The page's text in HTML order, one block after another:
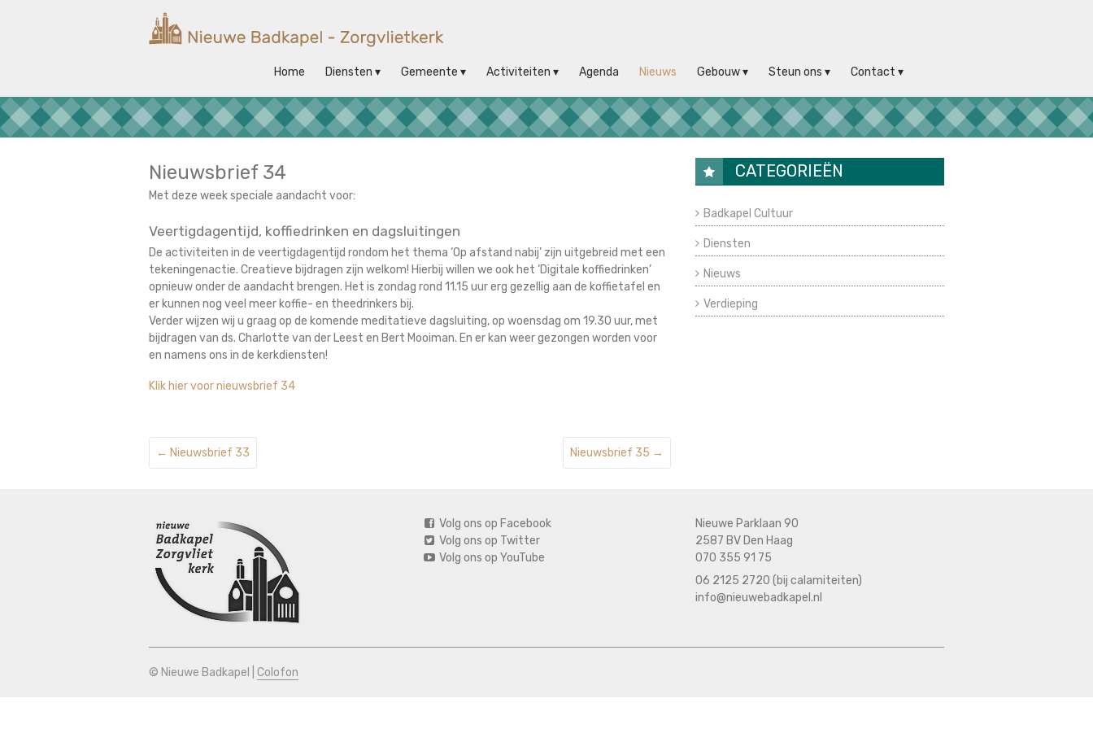
Nieuwe
op
Scheveningen
Home Diensten Gemeente Activiteiten Agenda Nieuws Gebouw Steun ons Contact
Nieuwsbrief 34
Met deze week speciale aandacht voor:
Veertigdagentijd, koffiedrinken en dagsluitingen
De activiteiten in de veertigdagentijd rondom het thema ‘Op afstand nabij’ zijn uitgebreid met een
tekeningenactie. Creatieve bijdragen zijn welkom! Hierbij willen we ook het ‘Digitale koffiedrinken’
opnieuw onder de aandacht brengen. Het is zondag rond 11.15 uur erg gezellig aan de koffietafel en
er kunnen nog veel meer koffie- en theedrinkers bij.
Verder wijzen wij u graag op de komende meditatieve dagsluiting, op woensdag om 19.30 uur, met
bijdragen van ds. Charlotte van der Leest en Bert Mooiman. En er kan weer gezongen worden voor
en namens ons in de kerkdiensten!
Klik hier voor nieuwsbrief 34
← Nieuwsbrief 33 Nieuwsbrief 35 →
CATEGORIEËN
Badkapel Cultuur
Diensten
Nieuws
Verdieping
Volg ons op Facebook
Volg ons op Twitter
Volg ons op YouTube
Nieuwe Parklaan 90
2587 BV Den Haag
070 355 91 75
06 2125 2720 (bij calamiteiten)
info@nieuwebadkapel.nl
© Nieuwe Badkapel | Colofon